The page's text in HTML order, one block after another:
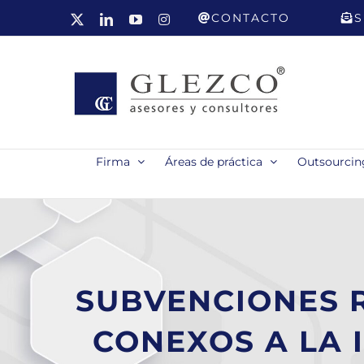
LinkedInYouTubeInstagramCONTACTO
Firma Áreas de práctica
SUBVENCIONES
CONEXOS A LA